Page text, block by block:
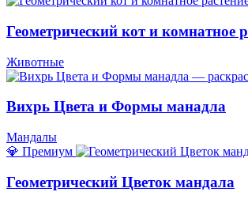
Геометрический кот и комнатное
Животные
Вихрь Цвета и Формы манадла
Мандалы
💎 Премиум
Геометрический Цветок мандала